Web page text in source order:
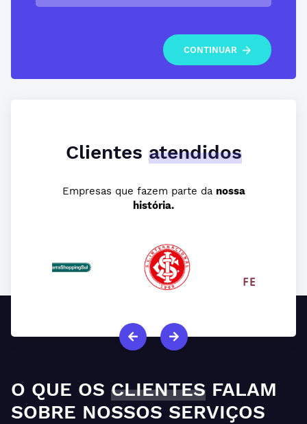
CONTINUAR
Clientes atendidos
Empresas que fazem parte da nossa
história.
O QUE OS CLIENTES FALAM
SOBRE NOSSOS SERVIÇOS